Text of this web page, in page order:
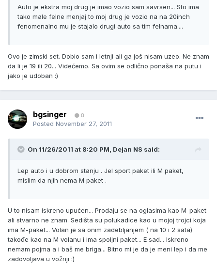
Auto je ekstra moj drug je imao vozio sam savrsen... Sto ima
tako male felne menjaj to moj drug je vozio na na 20inch
fenomenalno mu je stajalo drugi auto sa tim felnama....
Ovo je zimski set. Dobio sam i letnji ali ga još nisam uzeo. Ne znam
da li je 19 ili 20... Videćemo. Sa ovim se odlično ponaša na putu i
jako je udoban :)
bgsinger 0
Posted November 27, 2011
On 11/26/2011 at 8:20 PM, Dejan NS said:
Lep auto i u dobrom stanju . Jel sport paket ili M paket,
mislim da njih nema M paket .
U to nisam iskreno upućen... Prodaju se na oglasima kao M-paket
ali stvarno ne znam. Sedišta su polukadice kao u mojoj trojci koja
ima M-paket... Volan je sa onim zadebljanjem ( na 10 i 2 sata)
takođe kao na M volanu i ima spoljni paket... E sad... Iskreno
nemam pojma a i baš me briga... Bitno mi je da je meni lep i da me
zadovoljava u vožnji :)